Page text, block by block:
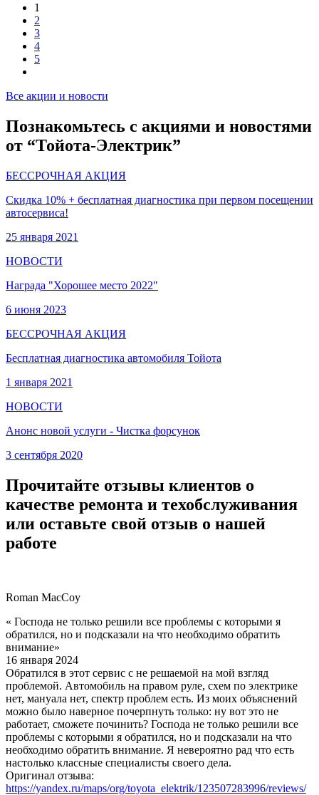
1
2
3
4
5
Все акции и новости
Познакомьтесь с акциями и новостями
от “Тойота-Электрик”
БЕССРОЧНАЯ АКЦИЯ
Скидка 10% + бесплатная диагностика при первом посещении
автосервиса!
25 января 2021
НОВОСТИ
Награда "Хорошее место 2022"
6 июня 2023
БЕССРОЧНАЯ АКЦИЯ
Бесплатная диагностика автомобиля Тойота
1 января 2021
НОВОСТИ
Анонс новой услуги - Чистка форсунок
3 сентября 2020
Прочитайте отзывы клиентов о
качестве ремонта и техобслуживания
или оставьте свой отзыв о нашей
работе
Roman MacCoy
« Господа не только решили все проблемы с которыми я
обратился, но и подсказали на что необходимо обратить
внимание»
16 января 2024
Обратился в этот сервис с не решаемой на мой взгляд
проблемой. Автомобиль на правом руле, схем по электрике
нет, мануала нет, спектр проблем есть. Из моих объяснений
можно было наверное почерпнуть только: ну вот это не
работает, сможете починить? Господа не только решили все
проблемы с которыми я обратился, но и подсказали на что
необходимо обратить внимание. Я невероятно рад что есть
настолько классные специалисты своего дела.
Оригинал отзыва:
https://yandex.ru/maps/org/toyota_elektrik/123507283996/reviews/